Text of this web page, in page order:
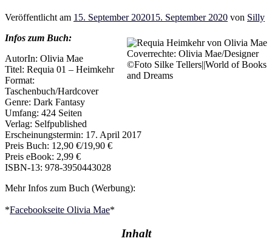
Veröffentlicht am 15. September 202015. September 2020 von Silly
Coverrechte: Olivia Mae/Designer
©Foto Silke Tellers||World of Books
and Dreams
Infos zum Buch:
AutorIn: Olivia Mae
Titel: Requia 01 – Heimkehr
Format:
Taschenbuch/Hardcover
Genre: Dark Fantasy
Umfang: 424 Seiten
Verlag: Selfpublished
Erscheinungstermin: 17. April 2017
Preis Buch: 12,90 €/19,90 €
Preis eBook: 2,99 €
ISBN-13: 978-3950443028
Mehr Infos zum Buch (Werbung):
*Facebookseite Olivia Mae*
Inhalt